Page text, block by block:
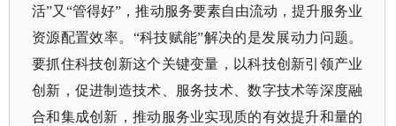
活”又“管得好”，推动服务要素自由流动，提升服务业
资源配置效率。“科技赋能”解决的是发展动力问题。
要抓住科技创新这个关键变量，以科技创新引领产业
创新，促进制造技术、服务技术、数字技术等深度融
合和集成创新，推动服务业实现质的有效提升和量的